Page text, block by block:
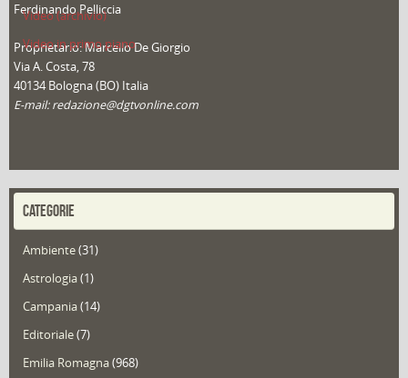
Video (archivio)
Video in primo piano
Ferdinando Pelliccia
Proprietario: Marcello De Giorgio
Via A. Costa, 78
40134 Bologna (BO) Italia
E-mail: redazione@dgtvonline.com
CATEGORIE
Ambiente(31)
Astrologia(1)
Campania(14)
Editoriale(7)
Emilia Romagna(968)